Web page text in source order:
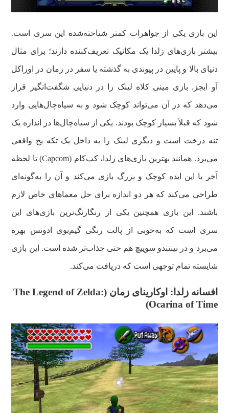
این بازی یکی از جواهرات کمتر شناخته‌شده این سری است.
بیشتر بازی‌های زلدا یک مکانیک تعریف‌کننده دارند؛ برای مثال
دنیای بالا و پایین در پیوندی به گذشته یا سفر در زمان در اوراکل
آو ایجز. بازی مینی کلاه لینک را در دنیایی شگفت‌انگیز قرار
می‌دهد که در آن می‌تواند کوچک شود و به سیاه‌چال‌هایی وارد
شود که قبلاً بسیار کوچک بودند. یکی از سیاه‌چال‌ها در اندازه یک
تنه درخت است و دیگری لینک را به داخل یک تکه یخ واقعی
می‌برد. همانند بهترین بازی‌های زلدا، کپ‌کام (Capcom) تا لحظه
آخر با این ایده کوچک و بزرگ بازی می‌کند و آن را به‌گونه‌ای
طراحی می‌کند که هر دو اندازه برای حل معماهای خاص لازم
باشند. این بازی همچنین یکی از رنگارنگ‌ترین بازی‌های این
سری است که به‌خوبی از پالت رنگی گیم‌بوی ادونس بهره
می‌برد و در نینتندو سوییچ هم حتی جذاب‌تر شده است. این بازی
شایسته تمام توجهی است که دریافت می‌کند.
افسانه زلدا: اوکارینای زمان (The Legend of Zelda:
Ocarina of Time)